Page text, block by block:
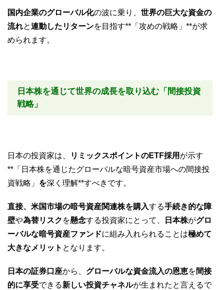
国内企業のグローバル化の波に乗り、 世界の巨大な資金の
流れと連動したリターンを目指す**「攻めの戦略」**が求
められます。
日本株を通じて世界の成長を取り込む「間接投資
戦略」
日本の投資家は、 リミックスポイントのETF採用 が示す
**「日本株を通じたグローバルな暗号資産市場への間接投
資戦略」 を深く理解**すべきです。
直接、米国市場の暗号資産関連株を購入する手続き的な障
壁や為替リスク を懸念する投資家にとって、 日本株がグロ
ーバルな暗号資産ファンドに組み入れられることは極めて
大きなメリット となります。
日本の証券口座から、 グローバルな資金流入の恩恵を間接
的に享受できる新しい投資チャネルが生まれたと言えるで